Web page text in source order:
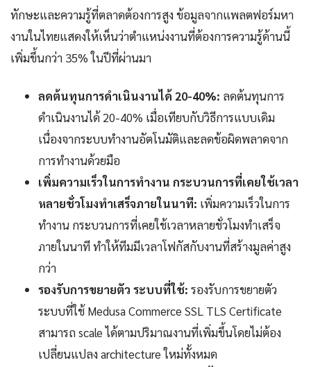
ทักษะและความรู้ที่ตลาดต้องการสูง ข้อมูลจากแพลตฟอร์มหา
งานในไทยแสดงให้เห็นว่าตำแหน่งงานที่ต้องการความรู้ด้านนี้
เพิ่มขึ้นกว่า 35% ในปีที่ผ่านมา
ลดต้นทุนการดำเนินงานได้ 20-40%: ลดต้นทุนการ
ดำเนินงานได้ 20-40% เมื่อเทียบกับวิธีการแบบเดิม
เนื่องจากระบบทำงานอัตโนมัติและลดข้อผิดพลาดจาก
การทำงานด้วยมือ
เพิ่มความเร็วในการทำงาน กระบวนการที่เคยใช้เวลา
หลายชั่วโมงทำเสร็จภายในนาที: เพิ่มความเร็วในการ
ทำงาน กระบวนการที่เคยใช้เวลาหลายชั่วโมงทำเสร็จ
ภายในนาที ทำให้ทีมมีเวลาโฟกัสกับงานที่สร้างมูลค่าสูง
กว่า
รองรับการขยายตัว ระบบที่ใช้: รองรับการขยายตัว
ระบบที่ใช้ Medusa Commerce SSL TLS Certificate
สามารถ scale ได้ตามปริมาณงานที่เพิ่มขึ้นโดยไม่ต้อง
เปลี่ยนแปลง architecture ใหม่ทั้งหมด